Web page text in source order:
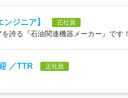
ジニア】 正社員
誇る『石油関連機器メーカー』です！
／TTR 正社員